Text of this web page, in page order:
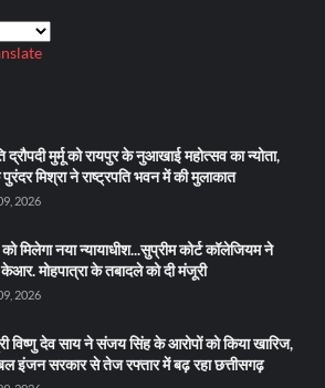
द्रौपदी मुर्मू को रायपुर के नुआखाई महोत्सव का न्योता,
मिश्रा ने राष्ट्रपति भवन में की मुलाकात
2026
को मिलेगा नया न्यायाधीश...सुप्रीम कोर्ट कॉलेजियम ने
मोहपात्रा के तबादले को दी मंजूरी
2026
विष्णु देव साय ने संजय सिंह के आरोपों को किया खारिज,
इंजन सरकार से तेज रफ्तार में बढ़ रहा छत्तीसगढ़